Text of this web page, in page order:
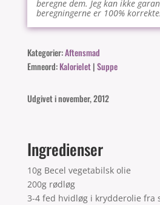
beregne dem. Jeg kan ikke
beregningerne er 100%
Kategorier:Aftensmad
Emneord:Kalorielet|Suppe
Udgivet i november, 2012
Ingredienser
10g Becel vegetabilsk olie
200g rødløg
3-4 fed hvidløg i krydderolie fra